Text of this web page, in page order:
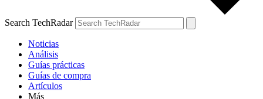
Search TechRadar
Noticias
Análisis
Guías prácticas
Guías de compra
Artículos
Más